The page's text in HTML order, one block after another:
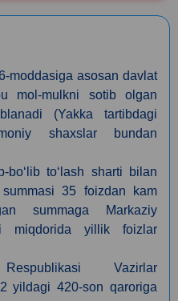
moddasiga asosan davlat
mol-mulkni sotib olgan
(Yakka tartibdagi
shaxslar bundan
bo‘lib to‘lash sharti bilan
35 foizdan kam
summaga Markaziy
miqdorida yillik foizlar
Vazirlar
yildagi 420-son qaroriga